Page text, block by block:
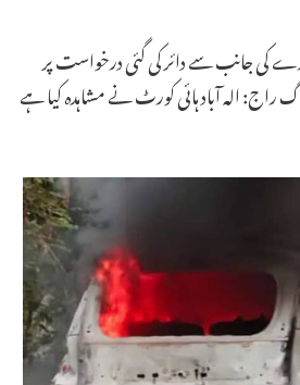
کی جانب سے دائر کی گئی درخواست پر
راج: الہ آباد ہائی کورٹ نے مشاہدہ کیا ہے